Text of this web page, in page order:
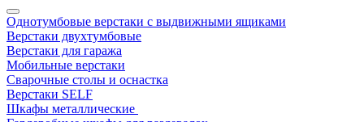
Однотумбовые верстаки с выдвижными ящиками
Верстаки двухтумбовые
Верстаки для гаража
Мобильные верстаки
Сварочные столы и оснастка
Верстаки SELF
Шкафы металлические